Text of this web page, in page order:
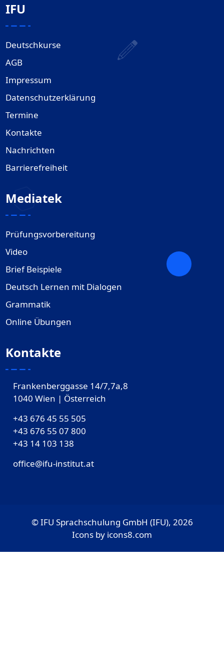
IFU
Deutschkurse
AGB
Impressum
Datenschutzerklärung
Termine
Kontakte
Nachrichten
Barrierefreiheit
Mediatek
Prüfungsvorbereitung
Video
Brief Beispiele
Deutsch Lernen mit Dialogen
Grammatik
Online Übungen
Kontakte
Frankenberggasse 14/7,7a,8
1040 Wien | Österreich
+43 676 45 55 505
+43 676 55 07 800
‎+43 14 103 138
office@ifu-institut.at
© IFU Sprachschulung GmbH (IFU), 2026
Icons by icons8.com